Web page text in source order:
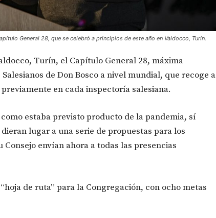
General 28, que se celebró a principios de este año en Valdocco, Turín.
Turín, el Capítulo General 28, máxima
de Don Bosco a nivel mundial, que recoge a
en cada inspectoría salesiana.
estaba previsto producto de la pandemia, sí
lugar a una serie de propuestas para los
envían ahora a todas las presencias
de ruta” para la Congregación, con ocho metas